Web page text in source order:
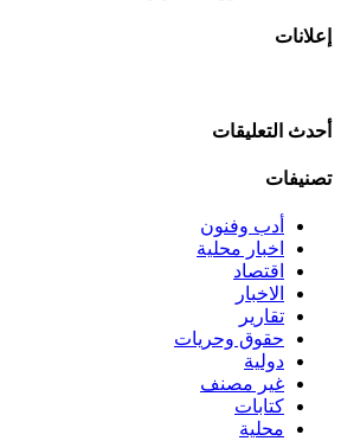
إعلانات
أحدث التعليقات
تصنيفات
أدب وفنون
اخبار محلية
اقتصاد
الاخبار
تقارير
حقوق وحريات
دولية
غير مصنف
كتابات
محلية